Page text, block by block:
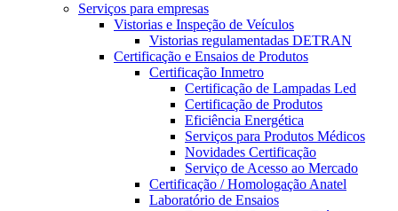
Serviços para empresas
Vistorias e Inspeção de Veículos
Vistorias regulamentadas DETRAN
Certificação e Ensaios de Produtos
Certificação Inmetro
Certificação de Lampadas Led
Certificação de Produtos
Eficiência Energética
Serviços para Produtos Médicos
Novidades Certificação
Serviço de Acesso ao Mercado
Certificação / Homologação Anatel
Laboratório de Ensaios